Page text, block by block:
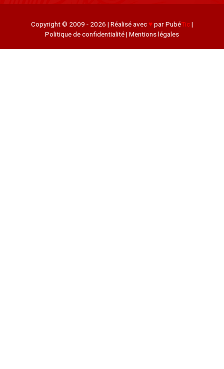
Copyright © 2009 - 2026 | Réalisé avec ♥par PubéTic|
Politique de confidentialité| Mentions légales